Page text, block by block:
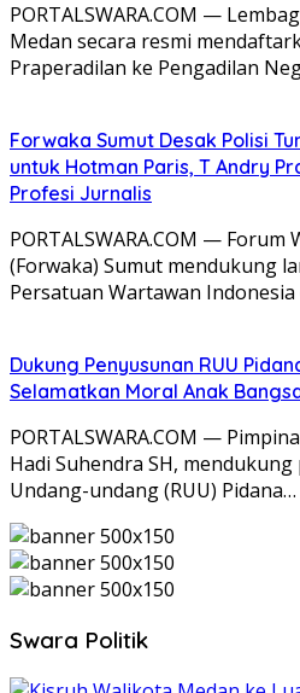
PORTALSWARA.COM —
Medan secara resmi
Praperadilan ke Pengadilan
Forwaka Sumut Desak Polisi
untuk Hotman Paris, T Andry
Profesi Jurnalis
PORTALSWARA.COM — Forum
(Forwaka) Sumut mendukung
Persatuan Wartawan Indonesia
Dukung Penyusunan RUU
Selamatkan Moral Anak
PORTALSWARA.COM —
Hadi Suhendra SH,
Undang-undang (RUU) Pidana…
Swara Politik